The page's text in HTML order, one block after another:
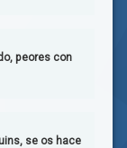
peores con
se os hace